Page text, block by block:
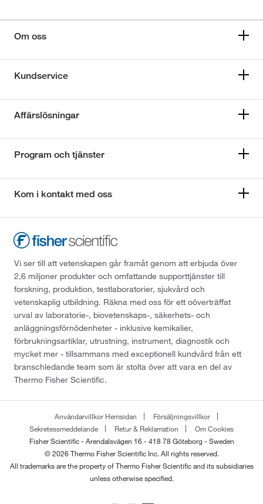
Om oss
Kundservice
Affärslösningar
Program och tjänster
Kom i kontakt med oss
Vi ser till att vetenskapen går framåt genom att erbjuda över
2,6 miljoner produkter och omfattande supporttjänster till
forskning, produktion, testlaboratorier, sjukvård och
vetenskaplig utbildning. Räkna med oss för ett oöverträffat
urval av laboratorie-, biovetenskaps-, säkerhets- och
anläggningsförnödenheter - inklusive kemikalier,
förbrukningsartiklar, utrustning, instrument, diagnostik och
mycket mer - tillsammans med exceptionell kundvård från ett
branschledande team som är stolta över att vara en del av
Thermo Fisher Scientific.
Användarvillkor Hemsidan
Försäljningsvillkor
Sekretessmeddelande
Retur & Reklamation
Om Cookies
Fisher Scientific - Arendalsvägen 16 - 418 78 Göteborg - Sweden
© 2026 Thermo Fisher Scientific Inc. All rights reserved.
All trademarks are the property of Thermo Fisher Scientific and its subsidiaries
unless otherwise specified.